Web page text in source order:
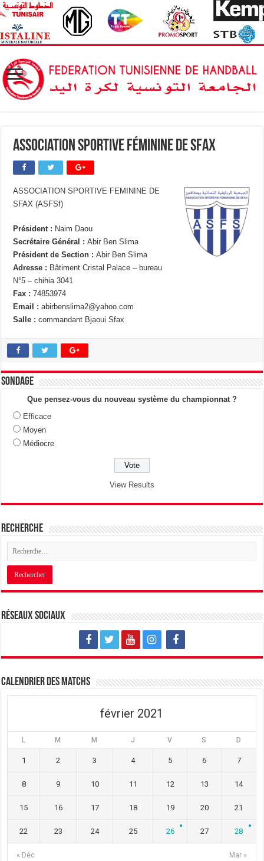
Association Sportive Féminine de Sfax
ASSOCIATION SPORTIVE FEMININE DE
SFAX (ASFSf)
Président : Naim Daou
Secrétaire Général : Abir Ben Slima
Président de Section : Abir Ben Slima
Adresse : Bâtiment Cristal Palace – bureau
N°5 – chihia 3041
Fax : 74853974
Email :abirbenslima2@yahoo.com
Salle :commandant Bjaoui Sfax
Sondage
Que pensez-vous du nouveau système du championnat ?
Efficace
Moyen
Médiocre
View Results
Recherche
Réseaux sociaux
Calendrier des matchs
février 2021
L M M J V S D
« Déc Mar »
1 2 3 4 5 6 7
8 9 10 11 12 13 14
15 16 17 18 19 20 21
22 23 24 25 26 27 28